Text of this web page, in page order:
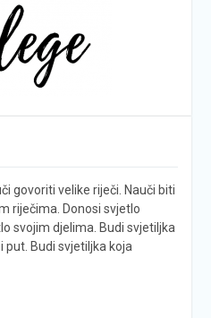
govoriti velike riječi. Nauči biti
riječima. Donosi svjetlo
svojim djelima. Budi svjetiljka
put. Budi svjetiljka koja